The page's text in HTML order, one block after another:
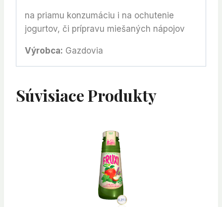
na priamu konzumáciu i na ochutenie
jogurtov, či prípravu miešaných nápojov
Výrobca: Gazdovia
Súvisiace Produkty